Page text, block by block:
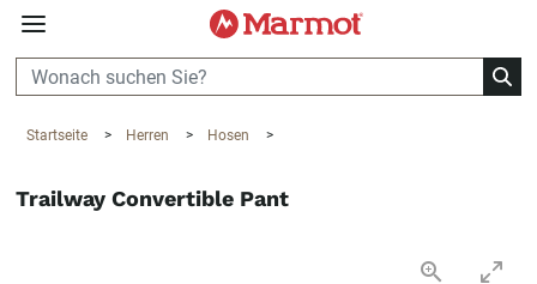
360°
Startseite > Herren > Hosen >
Trailway Convertible Pant